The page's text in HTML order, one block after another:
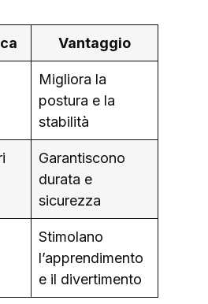
Vantaggio
Migliora la
postura e la
stabilità
Garantiscono
durata e
sicurezza
Stimolano
l’apprendimento
e il divertimento